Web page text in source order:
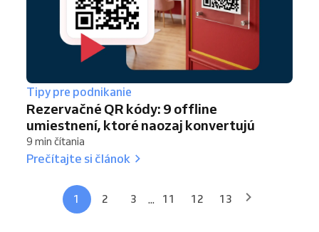
Tipy pre podnikanie
Rezervačné QR kódy: 9 offline
umiestnení, ktoré naozaj konvertujú
9 min čítania
Prečítajte si článok
1 2 3 ... 11 12 13